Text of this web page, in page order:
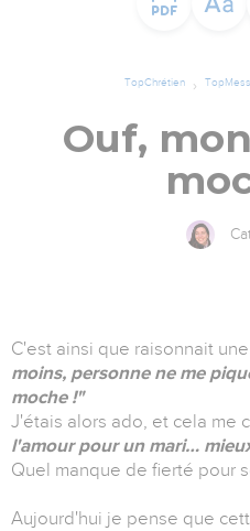
TopChrétien
Ouf,
C'est ainsi que raisonnait
moins, personne ne me
moche !"
J'étais alors ado, et cela me
l'amour pour un mari…
Quel manque de fierté pour
Aujourd'hui je pense que